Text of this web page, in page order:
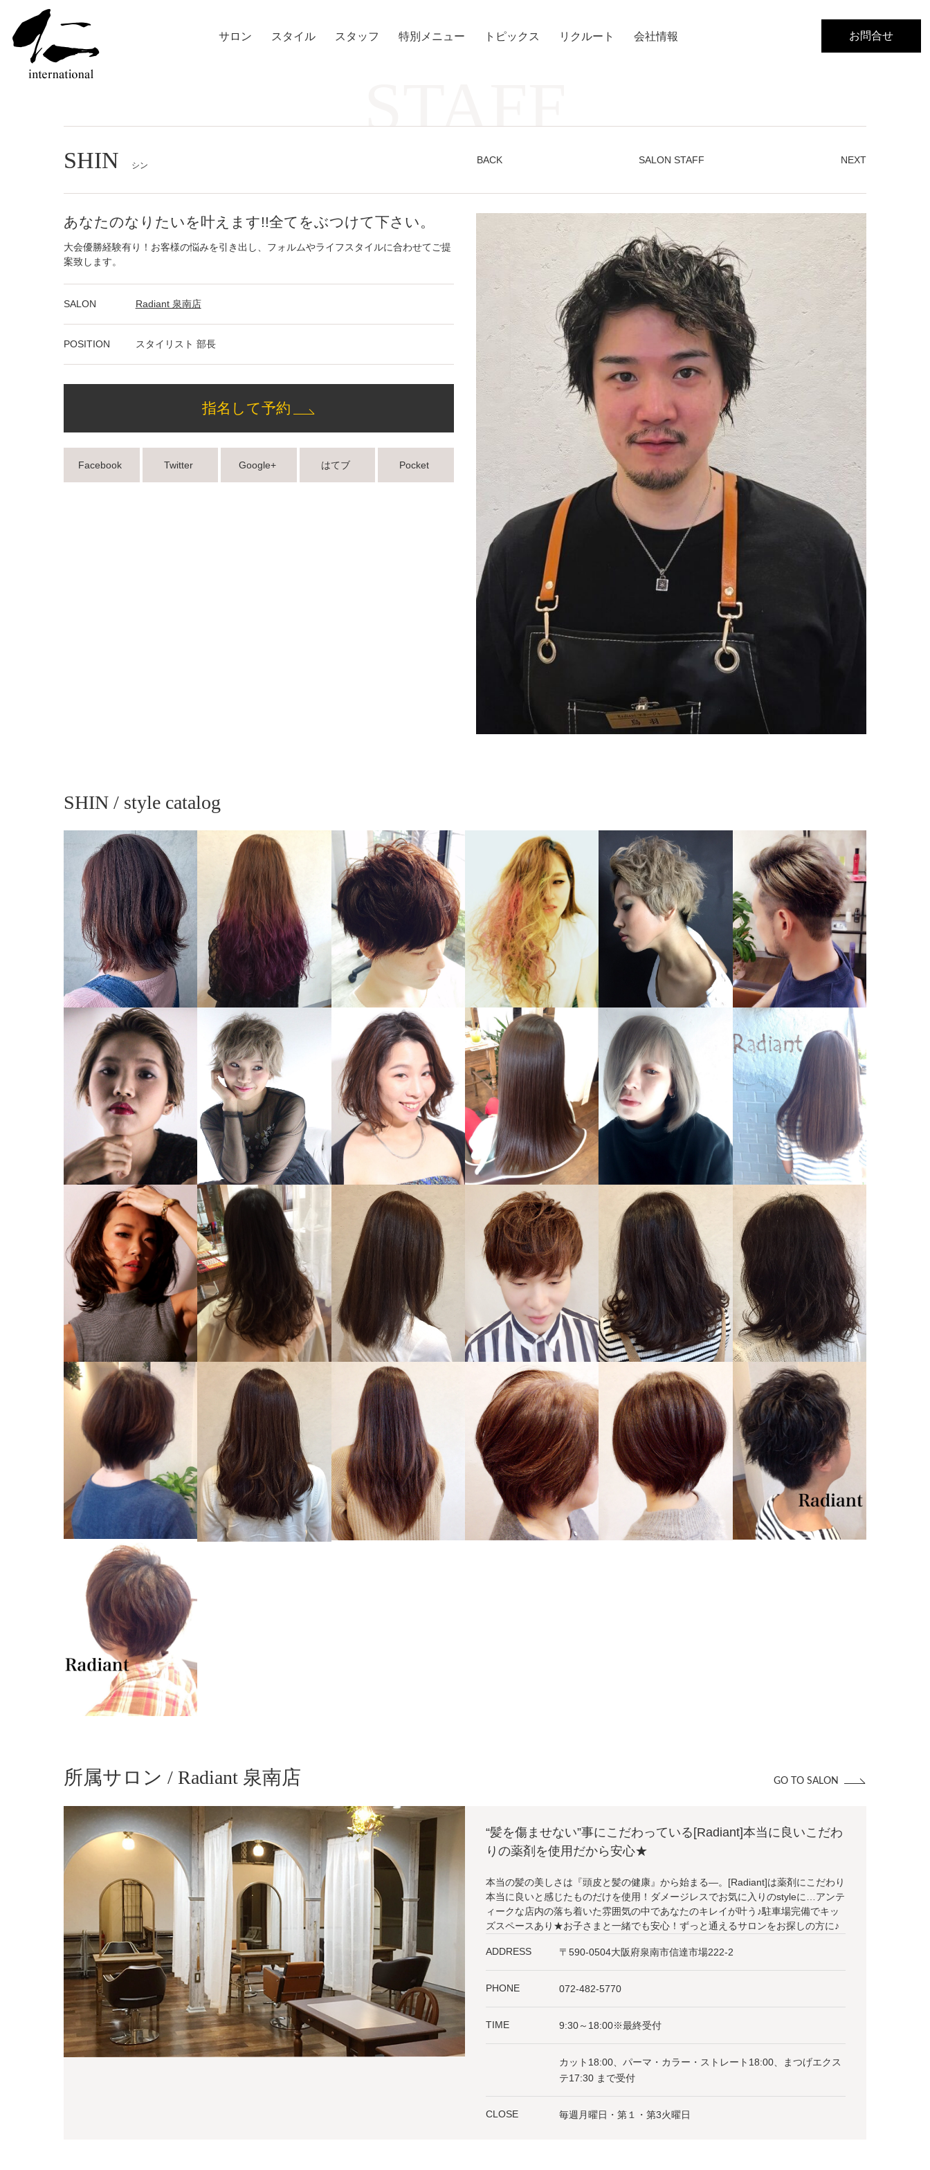
サロン スタイル スタッフ 特別メニュー トピックス リクルート 会社情報 お問合せ
STAFF
SHIN シン BACK SALON STAFF NEXT
あなたのなりたいを叶えます!!全てをぶつけて下さい。
大会優勝経験有り！お客様の悩みを引き出し、フォルムやライフスタイルに合わせてご提
案致します。
SALON Radiant 泉南店
POSITION スタイリスト 部長
指名して予約
Facebook Twitter Google+ はてブ Pocket
SHIN / style catalog
所属サロン / Radiant 泉南店 GO TO SALON
“髪を傷ませない”事にこだわっている[Radiant]本当に良いこだわ
りの薬剤を使用だから安心★
本当の髪の美しさは『頭皮と髪の健康』から始まる―。[Radiant]は薬剤にこだわり
本当に良いと感じたものだけを使用！ダメージレスでお気に入りのstyleに…アンテ
ィークな店内の落ち着いた雰囲気の中であなたのキレイが叶う♪駐車場完備でキッ
ズスペースあり★お子さまと一緒でも安心！ずっと通えるサロンをお探しの方に♪
ADDRESS 〒590-0504大阪府泉南市信達市場222-2
PHONE 072-482-5770
TIME 9:30～18:00※最終受付
カット18:00、パーマ・カラー・ストレート18:00、まつげエクス
テ17:30 まで受付
CLOSE 毎週月曜日・第１・第3火曜日